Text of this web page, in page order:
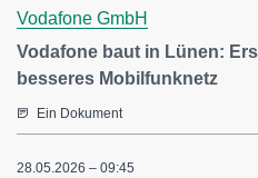
Vodafone GmbH
Vodafone baut in Lünen:
besseres Mobilfunknetz
Ein Dokument
28.05.2026 – 09:45